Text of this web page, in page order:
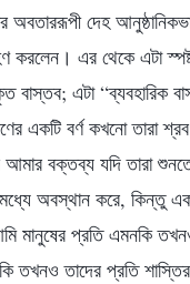
অবতাররূপী দেহ
করলেন। এর থেকে এটা
এটা “ব্যবহারিক
একটি বর্ণ কখনো তারা
বক্তব্য যদি তারা
অবস্থান করে, কিন্তু
প্রতি এমনকি
তখনও তাদের প্রতি